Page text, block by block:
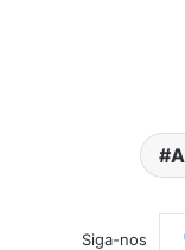
Siga-nos